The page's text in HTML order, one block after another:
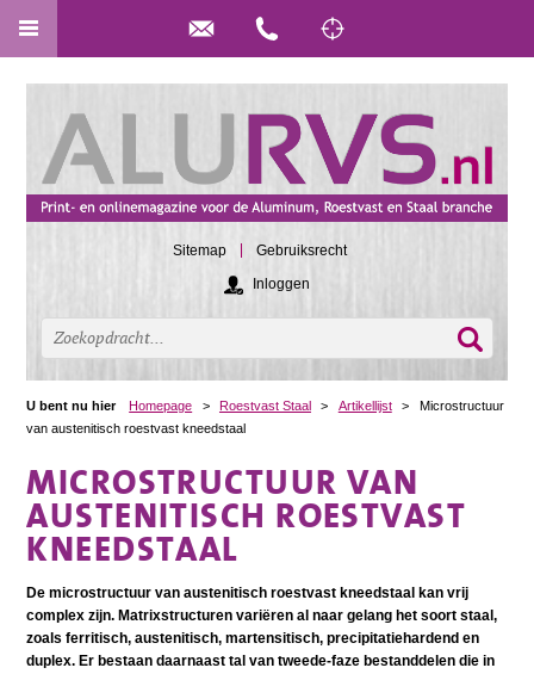
Sitemap
Gebruiksrecht
Inloggen
U bent nu hier Homepage > Roestvast Staal > Artikellijst >
Microstructuur
van austenitisch roestvast kneedstaal
MICROSTRUCTUUR VAN
AUSTENITISCH ROESTVAST
KNEEDSTAAL
De microstructuur van austenitisch roestvast kneedstaal kan vrij
complex zijn. Matrixstructuren variëren al naar gelang het soort staal,
zoals ferritisch, austenitisch, martensitisch, precipitatiehardend en
duplex. Er bestaan daarnaast tal van tweede-faze bestanddelen die in